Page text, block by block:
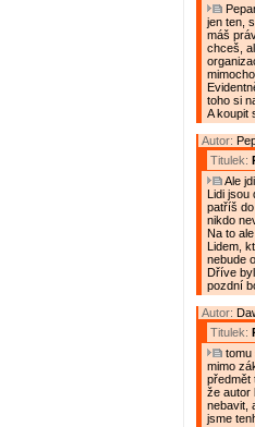
jen ten,
máš
chceš,
toho si
A koupit
Autor:
Titulek:
Ale
Lidi jsou
patříš
nikdo
Na to
Lidem,
nebude
Dříve
pozdní
Autor:
Titulek:
tomu
mimo
předmět
že autor
nebavit,
jsme